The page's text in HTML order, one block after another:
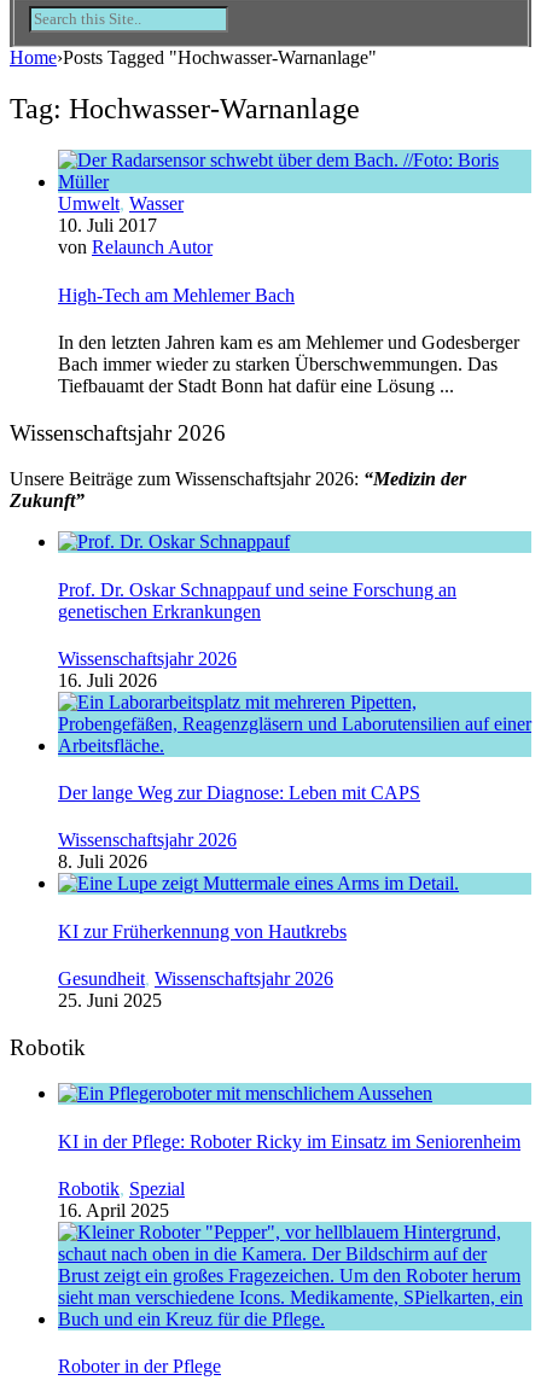
Home›Posts Tagged "Hochwasser-Warnanlage"
Tag: Hochwasser-Warnanlage
Umwelt, Wasser
10. Juli 2017
von Relaunch Autor
High-Tech am Mehlemer Bach
In den letzten Jahren kam es am Mehlemer und Godesberger
Bach immer wieder zu starken Überschwemmungen. Das
Tiefbauamt der Stadt Bonn hat dafür eine Lösung ...
Wissenschaftsjahr 2026
Unsere Beiträge zum Wissenschaftsjahr 2026: “Medizin der
Zukunft”
Prof. Dr. Oskar Schnappauf und seine Forschung an
genetischen Erkrankungen
Wissenschaftsjahr 2026
16. Juli 2026
Der lange Weg zur Diagnose: Leben mit CAPS
Wissenschaftsjahr 2026
8. Juli 2026
KI zur Früherkennung von Hautkrebs
Gesundheit, Wissenschaftsjahr 2026
25. Juni 2025
Robotik
KI in der Pflege: Roboter Ricky im Einsatz im Seniorenheim
Robotik, Spezial
16. April 2025
Roboter in der Pflege